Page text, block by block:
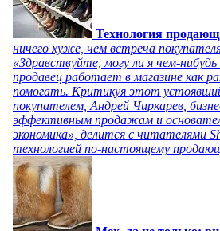
Технология
ничего хуже, чем встреча
«Здравствуйте, могу ли я чем-нибудь
продавец работает в магазине как
помогать. Критикуя этот
покупателем, Андрей Чиркарев,
эффективным продажам и
экономика», делится с читателями
технологией по-настоящему